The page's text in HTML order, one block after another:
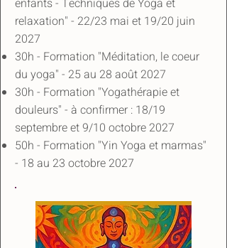
enfants - Techniques de Yoga et
relaxation" - 22/23 mai et 19/20 juin
2027
30h - Formation "Méditation, le coeur
du yoga" - 25 au 28 août 2027
30h - Formation "Yogathérapie et
douleurs" - à confirmer : 18/19
septembre et 9/10 octobre 2027
50h - Formation "Yin Yoga et marmas"
- 18 au 23 octobre 2027